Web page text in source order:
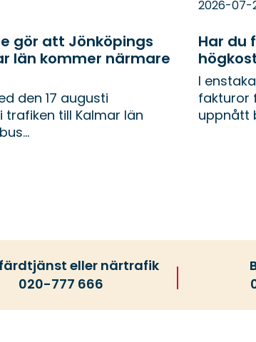
gör att Jönköpings
län kommer närmare
den 17 augusti
trafiken till Kalmar län
2026-07-
Har du
I
fakturor
uppnått
eller närtrafik
020-777 666